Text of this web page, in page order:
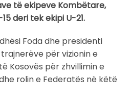
të ekipeve Kombëtare,
deri tek ekipi U-21.
Foda dhe presidenti
për vizionin e
Kosovës për zhvillimin e
rolin e Federatës në këtë